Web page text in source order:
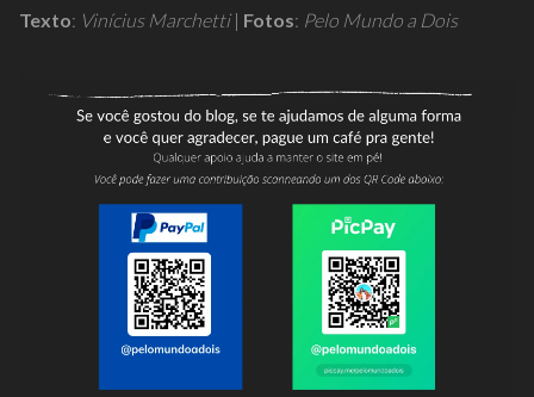
Texto: Vinícius Marchetti | Fotos: Pelo Mundo a Dois